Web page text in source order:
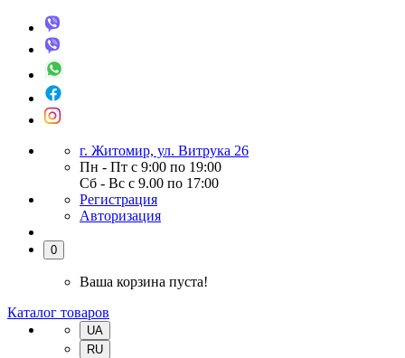
г. Житомир, ул. Витрука 26
Пн - Пт с 9:00 по 19:00
Сб - Вс с 9.00 по 17:00
Регистрация
Авторизация
0
Ваша корзина пуста!
Каталог товаров
UA
RU